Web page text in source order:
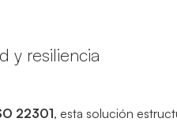
y resiliencia
22301, esta solución